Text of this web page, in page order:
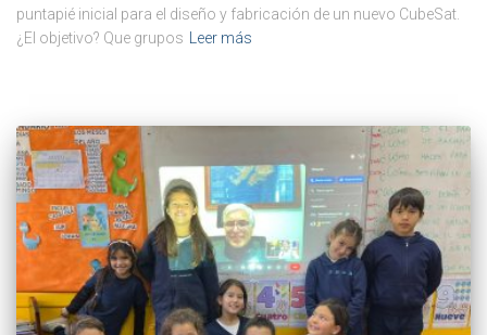
puntapié inicial para el diseño y fabricación de un nuevo CubeSat.
¿El objetivo? Que grupos
Leer más